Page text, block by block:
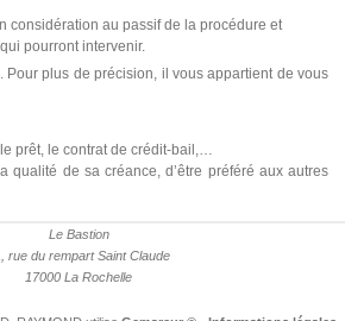
considération au passif de la procédure et
pourront intervenir.
plus de précision, il vous appartient de vous
prêt, le contrat de crédit-bail,…
de sa créance, d’être préféré aux autres
Le Bastion
rue du rempart Saint Claude
17000 La Rochelle